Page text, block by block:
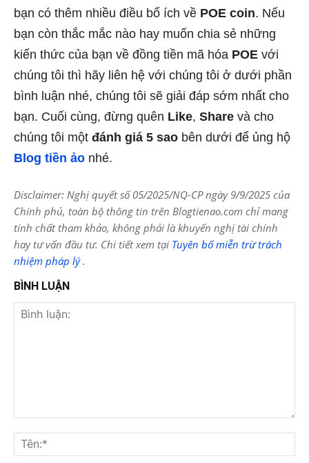
bạn có thêm nhiều điều bổ ích về POE coin. Nếu
bạn còn thắc mắc nào hay muốn chia sẻ những
kiến thức của bạn về đồng tiền mã hóa POE với
chúng tôi thì hãy liên hệ với chúng tôi ở dưới phần
bình luận nhé, chúng tôi sẽ giải đáp sớm nhất cho
bạn. Cuối cùng, đừng quên Like, Share và cho
chúng tôi một đánh giá 5 sao bên dưới để ủng hộ
Blog tiền ảo nhé.
Disclaimer: Nghị quyết số 05/2025/NQ-CP ngày 9/9/2025 của
Chính phủ, toàn bộ thông tin trên Blogtienao.com chỉ mang
tính chất tham khảo, không phải là khuyến nghị tài chính
hay tư vấn đầu tư. Chi tiết xem tại Tuyên bố miễn trừ trách
nhiệm pháp lý.
BÌNH LUẬN
luận: